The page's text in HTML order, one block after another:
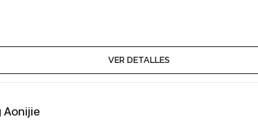
VER DETALLES
Aonijie